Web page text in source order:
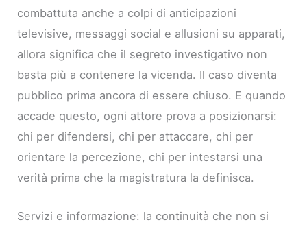
combattuta anche a colpi di anticipazioni
televisive, messaggi social e allusioni su apparati,
allora significa che il segreto investigativo non
basta più a contenere la vicenda. Il caso diventa
pubblico prima ancora di essere chiuso. E quando
accade questo, ogni attore prova a posizionarsi:
chi per difendersi, chi per attaccare, chi per
orientare la percezione, chi per intestarsi una
verità prima che la magistratura la definisca.
Servizi e informazione: la continuità che non si